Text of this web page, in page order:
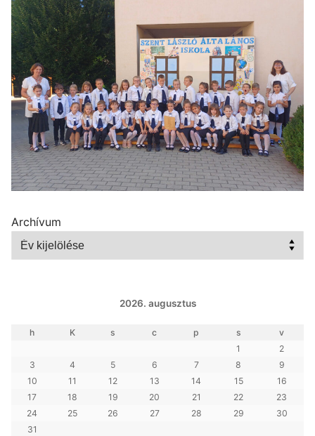
Archívum
2026. augusztus
h K s c p s
v
1
2
3
4 5 6 7 8
9
10
11 12 13 14 15
16
17
18 19 20 21 22
23
24
25 26 27 28 29
30
31